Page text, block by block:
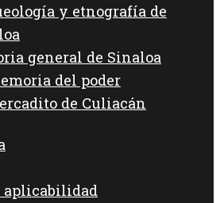
y etnografía de
general de Sinaloa
del poder
de Culiacán
aplicabilidad